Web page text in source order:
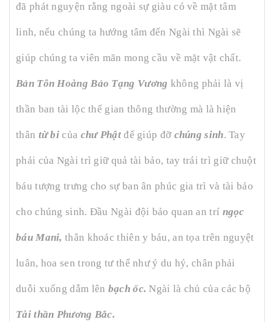
đã phát nguyện rằng ngoài sự giàu có về mặt tâm
linh, nếu chúng ta hướng tâm đến Ngài thì Ngài sẽ
giúp chúng ta viên mãn mong cầu về mặt vật chất.
Bản Tôn Hoàng Bảo Tạng Vương không phải là vị
thần ban tài lộc thế gian thông thường mà là hiện
thân từ bicủa chư Phậtđể giúp đỡ chúng sinh. Tay
phải của Ngài trì giữ quả tài bảo, tay trái trì giữ chuột
báu tượng trưng cho sự ban ân phúc gia trì và tài bảo
cho chúng sinh. Đầu Ngài đội bảo quan an trí ngọc
báu Mani, thân khoác thiên y báu, an tọa trên nguyệt
luân, hoa sen trong tư thế như ý du hý, chân phải
duỗi xuống dẫm lên bạch ốc. Ngài là chủ của các bộ
Tài thần Phương Bắc.